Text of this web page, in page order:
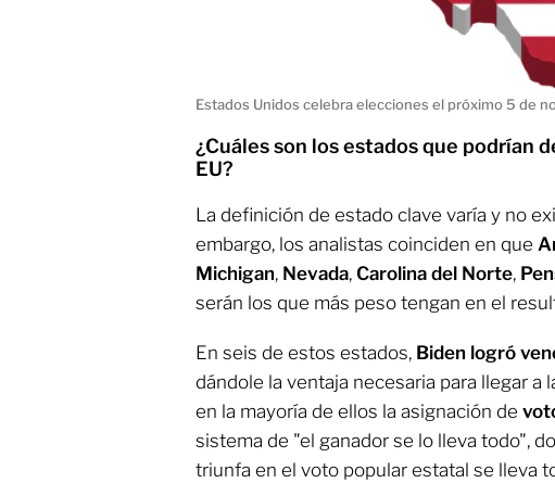
Estados Unidos celebra elecciones el próximo 5 de
¿Cuáles son los estados que podrían
EU?
La definición de estado clave varía y no
embargo, los analistas coinciden en que
Michigan, Nevada, Carolina del Norte,
serán los que más peso tengan en el
En seis de estos estados, Biden logró
dándole la ventaja necesaria para llegar a
en la mayoría de ellos la asignación de
sistema de "el ganador se lo lleva todo",
triunfa en el voto popular estatal se lleva